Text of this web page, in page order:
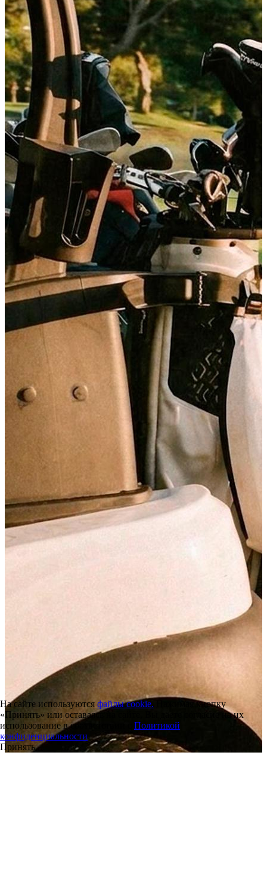
На сайте используются файлы cookie. Нажимая кнопку
«Принять» или оставаясь на сайте, Вы даете согласие на их
использование в соответствии с Политикой
конфиденциальности
Принять